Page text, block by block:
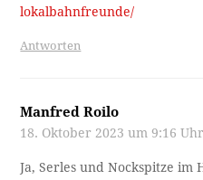
lokalbahnfreunde/
Antworten
Manfred Roilo
18. Oktober 2023 um 9:16 Uhr
Ja, Serles und Nockspitze